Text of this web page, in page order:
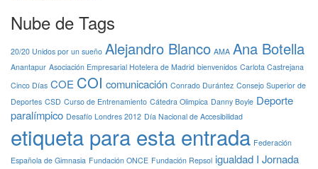
Nube de Tags
20/20 Unidos por un sueño Alejandro Blanco AMA Ana Botella
Anantapur Asociación Empresarial Hotelera de Madrid bienvenidos Carlota Castrejana
Cinco Días COE COI comunicación Conrado Durántez Consejo Superior de
Deportes CSD Curso de Entrenamiento Cátedra Olimpica Danny Boyle Deporte
paralímpico Desafío Londres 2012 Día Nacional de Accesibilidad
etiqueta para esta entrada Federación
Española de Gimnasia Fundación ONCE Fundación Repsol igualdad I Jornada